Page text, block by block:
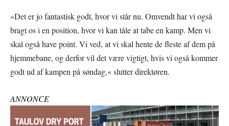
»Det er jo fantastisk godt, hvor vi står nu. Omvendt har vi også
bragt os i en position, hvor vi kan tåle at tabe en kamp. Men vi
skal også have point. Vi ved, at vi skal hente de fleste af dem på
hjemmebane, og derfor vil det være vigtigt, hvis vi også kommer
godt ud af kampen på søndag,« slutter direktøren.
ANNONCE